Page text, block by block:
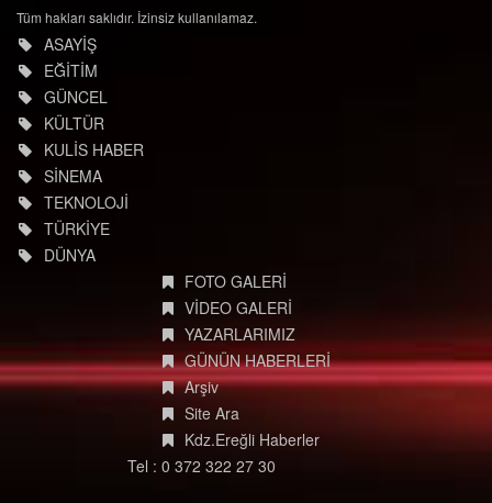
Tüm hakları saklıdır. İzinsiz kullanılamaz.
ASAYİŞ
EĞİTİM
GÜNCEL
KÜLTÜR
KULİS HABER
SİNEMA
TEKNOLOJİ
TÜRKİYE
DÜNYA
FOTO GALERİ
VİDEO GALERİ
YAZARLARIMIZ
GÜNÜN HABERLERİ
Arşiv
Site Ara
Kdz.Ereğli Haberler
Tel : 0 372 322 27 30